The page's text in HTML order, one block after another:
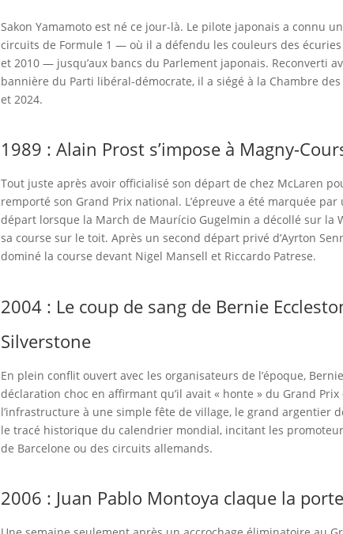
Sakon Yamamoto est né ce jour-là. Le pilote japonais a connu
circuits de Formule 1 — où il a défendu les couleurs des écuries
et 2010 — jusqu’aux bancs du Parlement japonais. Reconverti
bannière du Parti libéral-démocrate, il a siégé à la Chambre
et 2024.
1989 : Alain Prost s’impose à Magny-
Tout juste après avoir officialisé son départ de chez McLaren
remporté son Grand Prix national. L’épreuve a été marquée
départ lorsque la March de Maurício Gugelmin a décollé sur la
sa course sur le toit. Après un second départ privé d’Ayrton
dominé la course devant Nigel Mansell et Riccardo Patrese.
2004 : Le coup de sang de Bernie
Silverstone
En plein conflit ouvert avec les organisateurs de l’époque,
déclaration choc en affirmant qu’il avait « honte » du Grand
l’infrastructure à une simple fête de village, le grand argentier
le tracé historique du calendrier mondial, incitant les
de Barcelone ou des circuits allemands.
2006 : Juan Pablo Montoya claque la